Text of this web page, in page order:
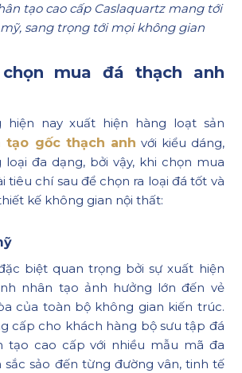
tạo cao cấp Caslaquartz mang tới
sang trọng tới mọi không gian
mua đá thạch anh
hiện nay xuất hiện hàng loạt sản
tạo gốc thạch anh với kiểu dáng,
đa dạng, bởi vậy, khi chọn mua
tiêu chí sau để chọn ra loại đá tốt và
kế không gian nội thất:
biệt quan trọng bởi sự xuất hiện
nhân tạo ảnh hưởng lớn đến vẻ
của toàn bộ không gian kiến trúc.
cấp cho khách hàng bộ sưu tập đá
tạo cao cấp với nhiều mẫu mã đa
sắc sảo đến từng đường vân, tinh tế